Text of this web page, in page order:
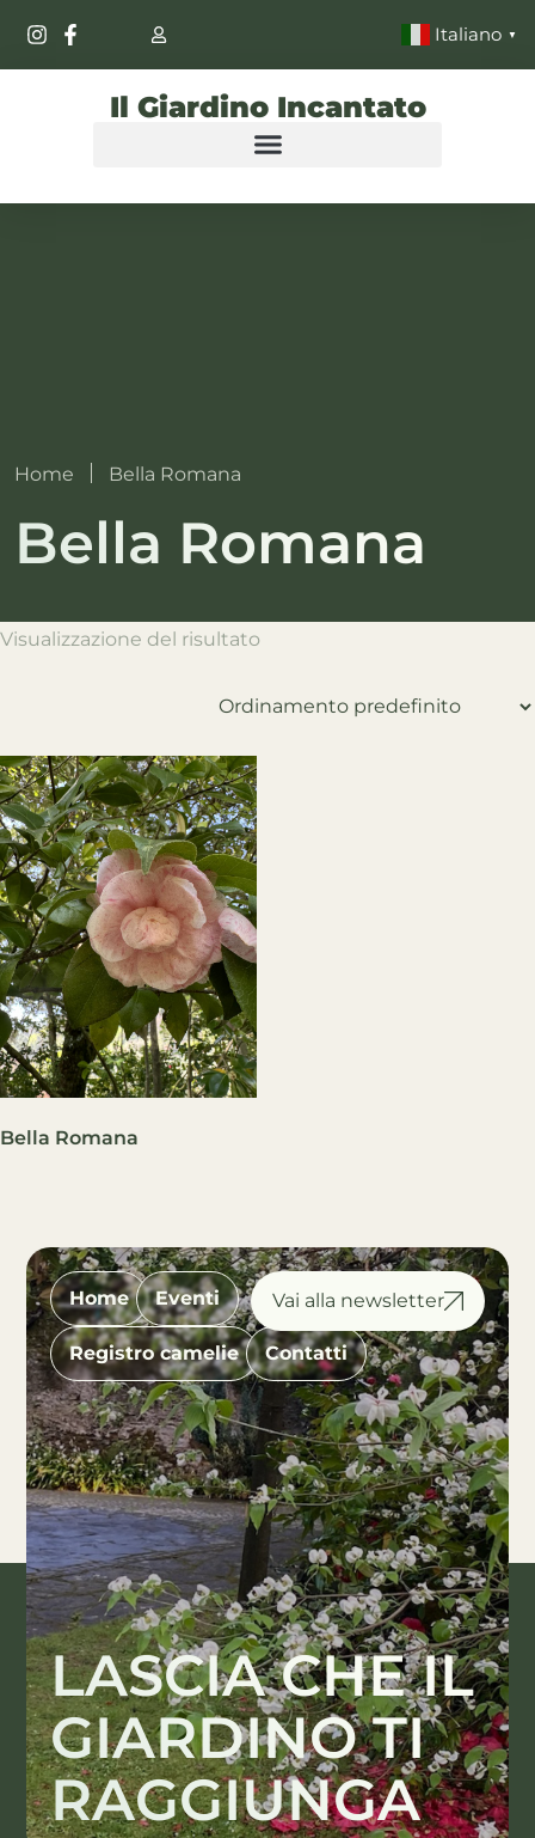
Italiano ▼
Il Giardino Incantato
Home Bella Romana
Bella Romana
Visualizzazione del risultato
Bella Romana
Home Eventi
Registro camelie Contatti
LASCIA CHE IL
GIARDINO TI
RAGGIUNGA